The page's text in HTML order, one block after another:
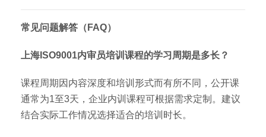
常见问题解答（FAQ）
上海ISO9001内审员培训课程的学习周期是多长？
课程周期因内容深度和培训形式而有所不同，公开课
通常为1至3天，企业内训课程可根据需求定制。建议
结合实际工作情况选择适合的培训时长。